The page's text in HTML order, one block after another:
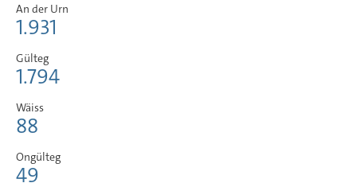
An der Urn
1.931
Gülteg
1.794
Wäiss
88
Ongülteg
49